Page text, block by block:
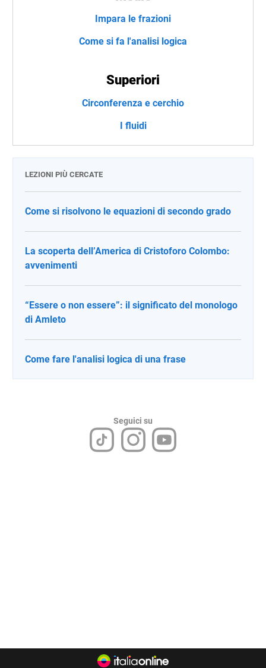
Impara le frazioni
Come si fa l'analisi logica
Superiori
Circonferenza e cerchio
I fluidi
LEZIONI PIÙ CERCATE
Come si risolvono le equazioni di secondo grado
La scoperta dell’America di Cristoforo Colombo:
avvenimenti
“Essere o non essere”: il significato del monologo
di Amleto
Come fare l'analisi logica di una frase
Seguici su